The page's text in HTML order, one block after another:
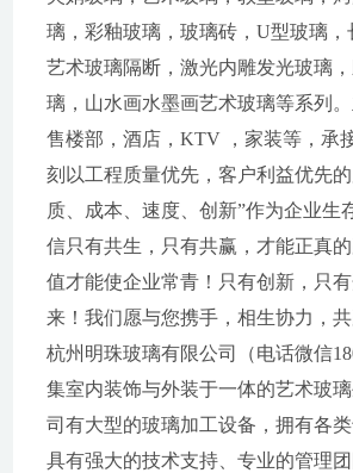
璃，彩釉玻璃，玻璃砖，U型玻璃，
艺术玻璃隔断，激光内雕发光玻璃
璃，山水画水墨画艺术玻璃等系列。
售楼部，酒店，KTV ，家装等，承
刻以工程质量优先，客户利益优先
质、成本、速度、创新”作为企业生
信只有共生，只有共赢，才能正真
值才能使企业常青！只有创新，只
来！我们愿与您携手，相生协力，共
杭州明珠玻璃有限公司（电话微信
集室内装饰与外装于一体的艺术玻
司有大型的玻璃加工设备，拥有各类
具有强大的技术支持、专业的管理